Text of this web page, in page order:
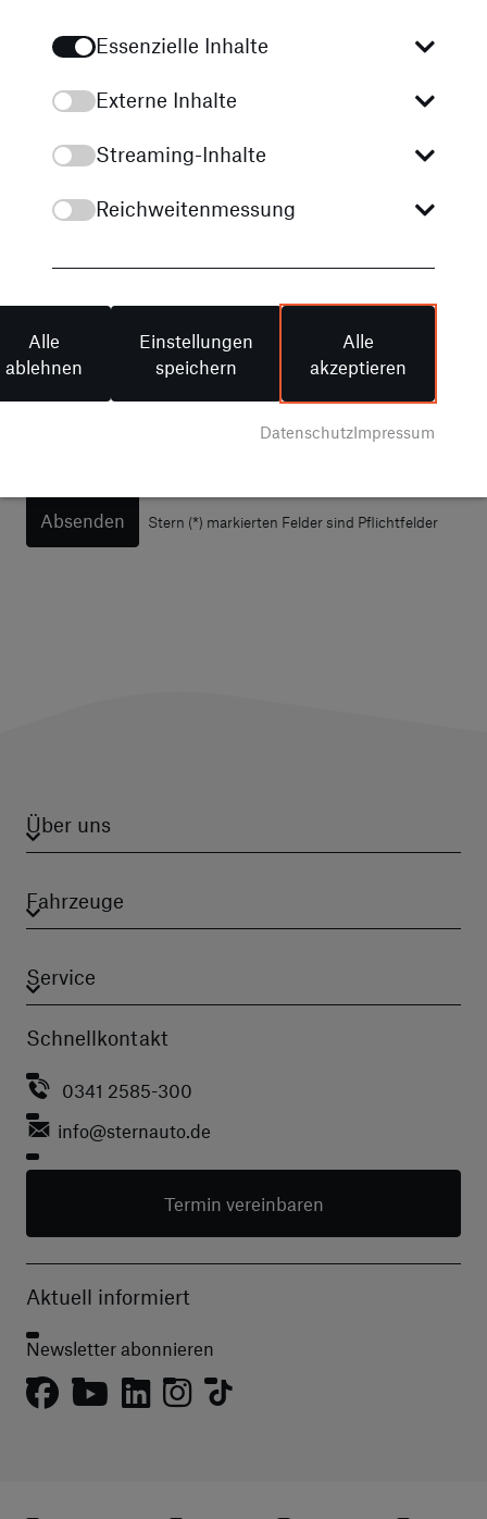
Datenschutzerklärung
Absenden Stern (*) markierten Felder sind Pflichtfelder
Über uns
Fahrzeuge
Service
Schnellkontakt
0341 2585-300
info@sternauto.de
Termin vereinbaren
Aktuell informiert
Newsletter abonnieren
Essenzielle Inhalte
Externe Inhalte
Streaming-Inhalte
Reichweitenmessung
Alle
ablehnen
Einstellungen
speichern
Alle
akzeptieren
DatenschutzImpressum